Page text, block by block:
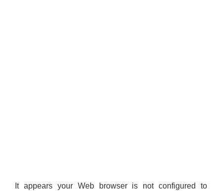
It appears your Web browser is not configured to